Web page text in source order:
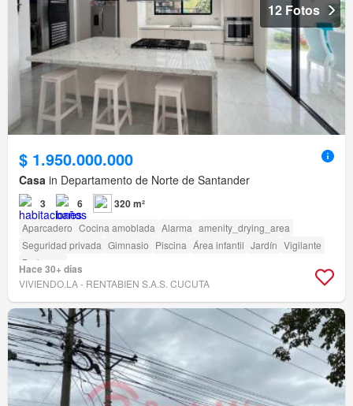
12 Fotos
$ 1.950.000.000
Casa in Departamento de Norte de Santander
3 6 320 m²
Aparcadero Cocina amoblada Alarma amenity_drying_area
Seguridad privada Gimnasio Piscina Área infantil Jardín Vigilante
Barbecue
Hace 30+ días
VIVIENDO.LA - RENTABIEN S.A.S. CUCUTA